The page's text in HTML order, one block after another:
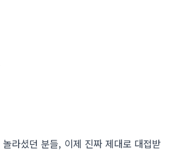
라셨던 분들, 이제 진짜 제대로 대접받